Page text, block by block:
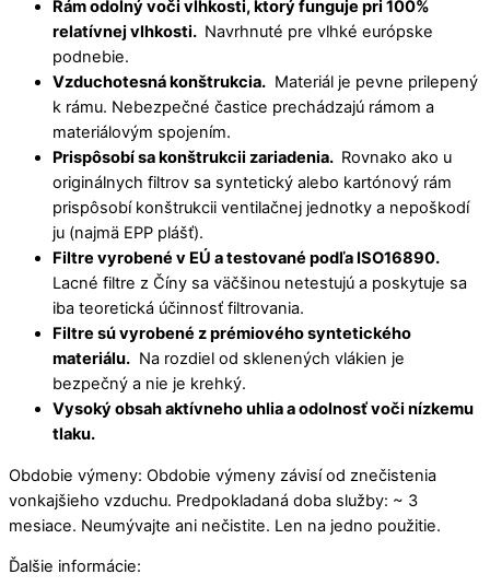
Rám odolný voči vlhkosti, ktorý funguje pri 100%
relatívnej vlhkosti. Navrhnuté pre vlhké európske
podnebie.
Vzduchotesná konštrukcia. Materiál je pevne prilepený
k rámu. Nebezpečné častice prechádzajú rámom a
materiálovým spojením.
Prispôsobí sa konštrukcii zariadenia. Rovnako ako u
originálnych filtrov sa syntetický alebo kartónový rám
prispôsobí konštrukcii ventilačnej jednotky a nepoškodí
ju (najmä EPP plášť).
Filtre vyrobené v EÚ a testované podľa ISO16890.
Lacné filtre z Číny sa väčšinou netestujú a poskytuje sa
iba teoretická účinnosť filtrovania.
Filtre sú vyrobené z prémiového syntetického
materiálu. Na rozdiel od sklenených vlákien je
bezpečný a nie je krehký.
Vysoký obsah aktívneho uhlia a odolnosť voči nízkemu
tlaku.
Obdobie výmeny: Obdobie výmeny závisí od znečistenia
vonkajšieho vzduchu. Predpokladaná doba služby: ~ 3
mesiace. Neumývajte ani nečistite. Len na jedno použitie.
Ďalšie informácie: